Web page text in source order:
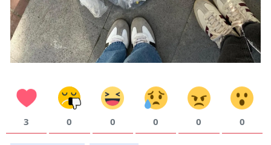
3 0 0 0 0 0